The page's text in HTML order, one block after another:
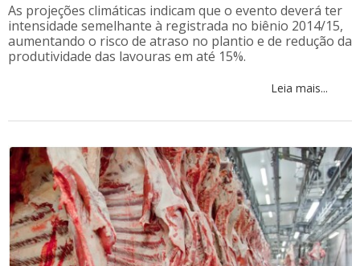
As projeções climáticas indicam que o evento deverá ter
intensidade semelhante à registrada no biênio 2014/15,
aumentando o risco de atraso no plantio e de redução da
produtividade das lavouras em até 15%.
Leia mais...